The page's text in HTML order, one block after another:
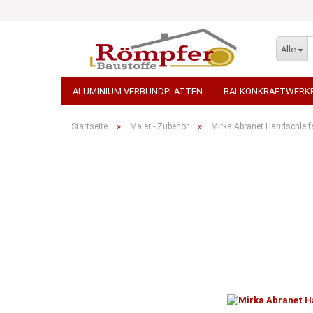
Alle
ALUMINIUM VERBUNDPLATTEN
TERRASSENPLATTEN,
Startseite » Maler - Zubehör » Mirka Abranet